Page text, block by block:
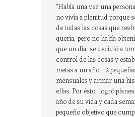
“Había una vez una
no vivía a plenitud porque
de todas las cosas que
quería, pero no había
que un día, se decidió a
control de las cosas y
metas a un año, 12
mensuales y armar una
ellas. Por ésto, logró
año de su vida y cada
pequeño objetivo que